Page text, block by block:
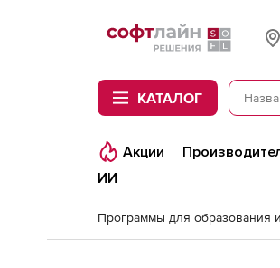
Softline
КАТАЛОГ
Акции
ИИ
Программы для образования